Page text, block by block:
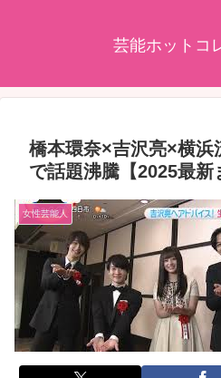
芸能ホットコ
橋本環奈×吉沢亮×横浜
で話題沸騰【2025最新
女性芸能人